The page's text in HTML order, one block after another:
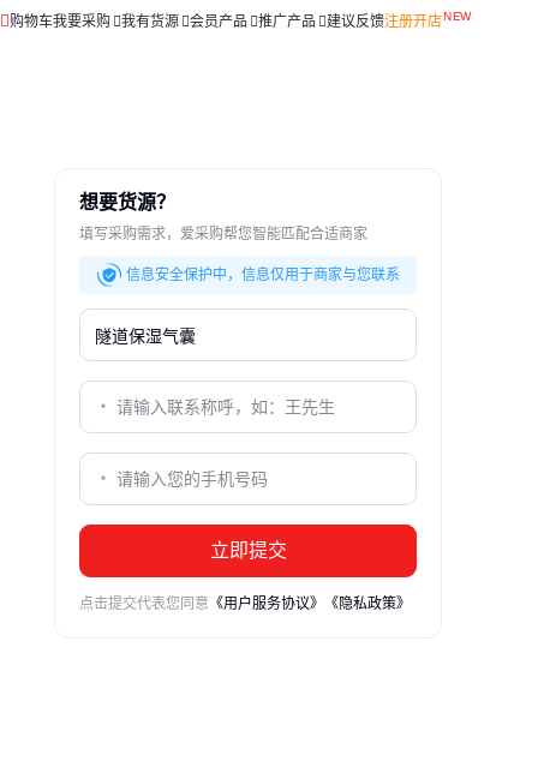
购物车我要采购 我有货源 会员产品 推广产品 建议反馈注册开店
想要货源？
填写采购需求，爱采购帮您智能匹配合适商家
信息安全保护中，信息仅用于商家与您联系
立即提交
点击提交代表您同意 《用户服务协议》 《隐私政策》